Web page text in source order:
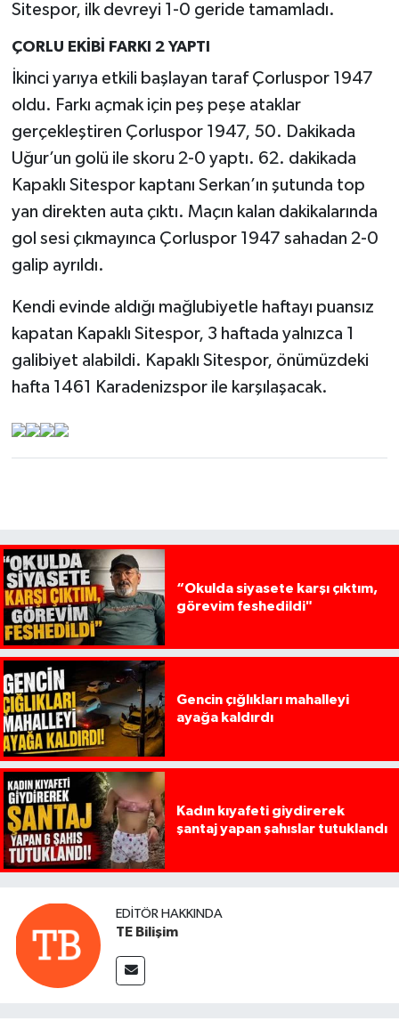
Sitespor, ilk devreyi 1-0 geride tamamladı.
ÇORLU EKİBİ FARKI 2 YAPTI
İkinci yarıya etkili başlayan taraf Çorluspor 1947
oldu. Farkı açmak için peş peşe ataklar
gerçekleştiren Çorluspor 1947, 50. Dakikada
Uğur’un golü ile skoru 2-0 yaptı. 62. dakikada
Kapaklı Sitespor kaptanı Serkan’ın şutunda top
yan direkten auta çıktı. Maçın kalan dakikalarında
gol sesi çıkmayınca Çorluspor 1947 sahadan 2-0
galip ayrıldı.
Kendi evinde aldığı mağlubiyetle haftayı puansız
kapatan Kapaklı Sitespor, 3 haftada yalnızca 1
galibiyet alabildi. Kapaklı Sitespor, önümüzdeki
hafta 1461 Karadenizspor ile karşılaşacak.
“Okulda siyasete karşı çıktım,
görevim feshedildi"
Gencin çığlıkları mahalleyi
ayağa kaldırdı
Kadın kıyafeti giydirerek
şantaj yapan şahıslar tutuklandı
EDITÖR HAKKINDA
TE Bilişim